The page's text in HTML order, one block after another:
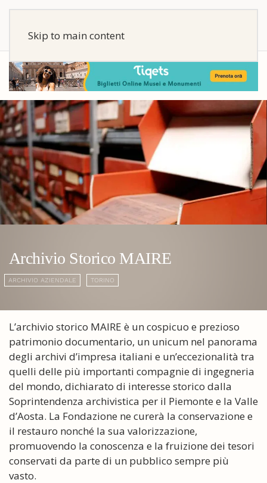
Skip to main content
Archivio Storico MAIRE
ARCHIVIO AZIENDALE TORINO
L’archivio storico MAIRE è un cospicuo e prezioso
patrimonio documentario, un unicum nel panorama
degli archivi d’impresa italiani e un’eccezionalità tra
quelli delle più importanti compagnie di ingegneria
del mondo, dichiarato di interesse storico dalla
Soprintendenza archivistica per il Piemonte e la Valle
d’Aosta. La Fondazione ne curerà la conservazione e
il restauro nonché la sua valorizzazione,
promuovendo la conoscenza e la fruizione dei tesori
conservati da parte di un pubblico sempre più
vasto.